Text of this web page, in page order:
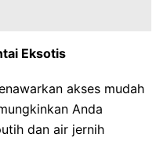
Eksotis
akses mudah
Anda
dan air jernih